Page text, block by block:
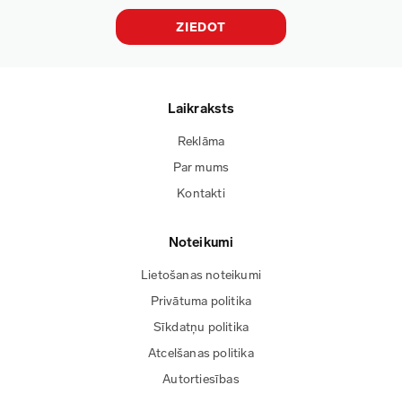
ZIEDOT
Laikraksts
Reklāma
Par mums
Kontakti
Noteikumi
Lietošanas noteikumi
Privātuma politika
Sīkdatņu politika
Atcelšanas politika
Autortiesības